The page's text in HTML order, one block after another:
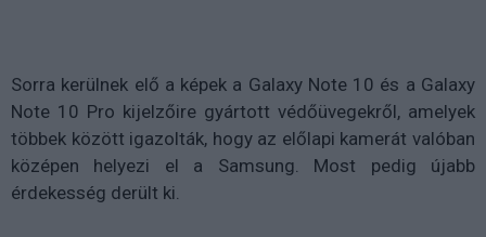
Sorra kerülnek elő a képek a Galaxy Note 10 és a Galaxy
Note 10 Pro kijelzőire gyártott védőüvegekről, amelyek
többek között igazolták, hogy az előlapi kamerát valóban
középen helyezi el a Samsung. Most pedig újabb
érdekesség derült ki.